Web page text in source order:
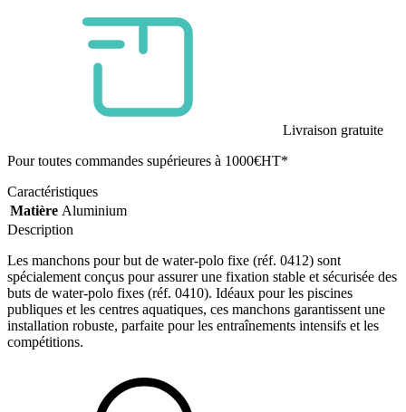
Livraison gratuite
Pour toutes commandes supérieures à 1000€HT*
Caractéristiques
Matière Aluminium
Description
Les manchons pour but de water-polo fixe (réf. 0412) sont
spécialement conçus pour assurer une fixation stable et sécurisée des
buts de water-polo fixes (réf. 0410). Idéaux pour les piscines
publiques et les centres aquatiques, ces manchons garantissent une
installation robuste, parfaite pour les entraînements intensifs et les
compétitions.